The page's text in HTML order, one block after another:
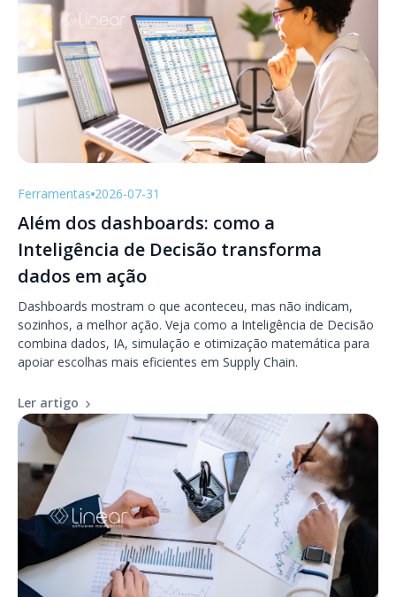
Ferramentas 2026-07-31
Além dos dashboards: como a
Inteligência de Decisão transforma
dados em ação
Dashboards mostram o que aconteceu, mas não indicam,
sozinhos, a melhor ação. Veja como a Inteligência de Decisão
combina dados, IA, simulação e otimização matemática para
apoiar escolhas mais eficientes em Supply Chain.
Ler artigo